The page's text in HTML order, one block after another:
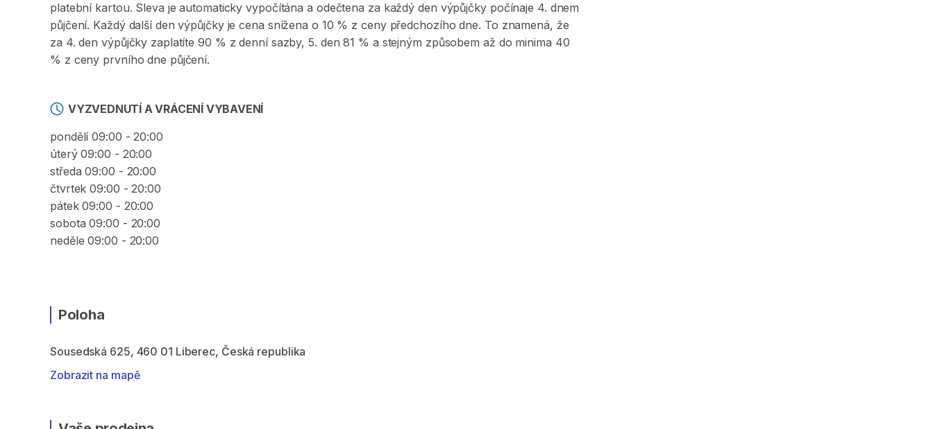
platební kartou. Sleva je automaticky vypočítána a odečtena za každý den výpůjčky počínaje 4. dnem
půjčení. Každý další den výpůjčky je cena snížena o 10 % z ceny předchozího dne. To znamená, že
za 4. den výpůjčky zaplatíte 90 % z denní sazby, 5. den 81 % a stejným způsobem až do minima 40
% z ceny prvního dne půjčení.
VYZVEDNUTÍ A VRÁCENÍ VYBAVENÍ
pondělí 09:00 - 20:00
úterý 09:00 - 20:00
středa 09:00 - 20:00
čtvrtek 09:00 - 20:00
pátek 09:00 - 20:00
sobota 09:00 - 20:00
neděle 09:00 - 20:00
Poloha
Sousedská 625, 460 01 Liberec, Česká republika
Zobrazit na mapě